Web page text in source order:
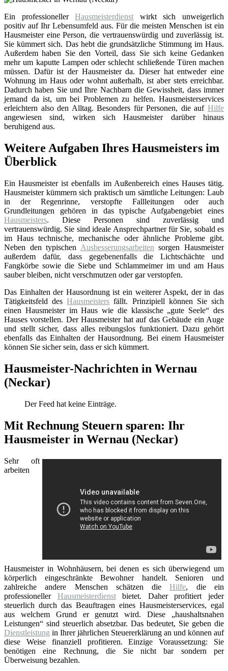
Ein professionellerHausmeisterdienst wirkt sich unweigerlich
positiv auf Ihr Lebensumfeld aus. Für die meisten Menschen ist ein
Hausmeister eine Person, die vertrauenswürdig und zuverlässig ist.
Sie kümmert sich. Das hebt die grundsätzliche Stimmung im Haus.
Außerdem haben Sie den Vorteil, dass Sie sich keine Gedanken
mehr um kaputte Lampen oder schlecht schließende Türen machen
müssen. Dafür ist der Hausmeister da. Dieser hat entweder eine
Wohnung im Haus oder wohnt außerhalb, ist aber stets erreichbar.
Dadurch haben Sie und Ihre Nachbarn die Gewissheit, dass immer
jemand da ist, um bei Problemen zu helfen. Hausmeisterservices
erleichtern also den Alltag. Besonders für Personen, die auf Hilfe
angewiesen sind, wirken sich Hausmeister darüber hinaus
beruhigend aus.
Weitere Aufgaben Ihres Hausmeisters im
Überblick
Ein Hausmeister ist ebenfalls im Außenbereich eines Hauses tätig.
Hausmeister kümmern sich praktisch um sämtliche Leitungen: Laub
in der Regenrinne, verstopfte Fallleitungen oder auch
Grundleitungen gehören in das typische Aufgabengebiet eines
Hausmeisters. Diese Personen sind zuverlässig und
vertrauenswürdig. Sie sind ideale Ansprechpartner für Sie, sobald es
im Haus technische, mechanische oder ähnliche Probleme gibt.
Neben den typischen Ausbesserungsarbeiten sorgen Hausmeister
außerdem dafür, dass gegebenenfalls die Lichtschächte und
Fangkörbe sowie die Siebe und Schlammeimer im und am Haus
sauber bleiben, nicht verschmutzen oder gar verstopfen.
Das Einhalten der Hausordnung ist ein weiterer Aspekt, der in das
Tätigkeitsfeld desHausmeisters fällt. Prinzipiell können Sie sich
einen Hausmeister im Haus wie die klassische „gute Seele“ des
Hauses vorstellen. Der Hausmeister hat auf das Gebäude ein Auge
und stellt sicher, dass alles reibungslos funktioniert. Dazu gehört
ebenfalls das Einhalten der Hausordnung. Bei einem Hausmeister
können Sie sicher sein, dass er sich kümmert.
Hausmeister-Nachrichten in Wernau
(Neckar)
Der Feed hat keine Einträge.
Mit Rechnung Steuern sparen: Ihr
Hausmeister in Wernau (Neckar)
Sehr oft
arbeiten
Hausmeister in Wohnhäusern, bei denen es sich überwiegend um
körperlich eingeschränkte Bewohner handelt. Senioren und
zahlreiche andere Menschen schätzen dieHilfe, die ein
professioneller Hausmeisterdienstbietet. Daher profitiert jeder
steuerlich durch das Beauftragen eines Hausmeisterservices, egal
aus welchem Grund er genutzt wird. Diese „haushaltsnahen
Leistungen“ sind steuerlich absetzbar. Das bedeutet, Sie geben die
Dienstleistung in Ihrer jährlichen Steuererklärung an und können auf
diese Weise finanziell profitieren. Einzige Voraussetzung: Sie
benötigen eine Rechnung, die Sie nicht bar sondern per
Überweisung bezahlen.